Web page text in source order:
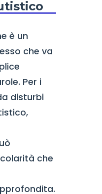
è un
che va
Per i
disturbi
che